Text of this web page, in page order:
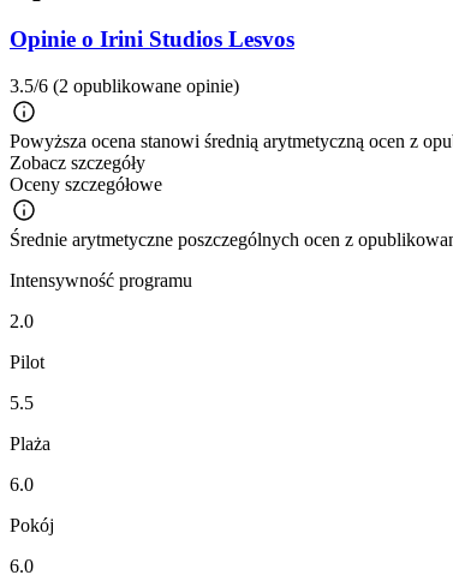
Opinie o Irini Studios Lesvos
3.5/6 (2 opublikowane opinie)
Powyższa ocena stanowi średnią arytmetyczną ocen z
Zobacz szczegóły
Oceny szczegółowe
Średnie arytmetyczne poszczególnych ocen z
Intensywność programu
2.0
Pilot
5.5
Plaża
6.0
Pokój
6.0